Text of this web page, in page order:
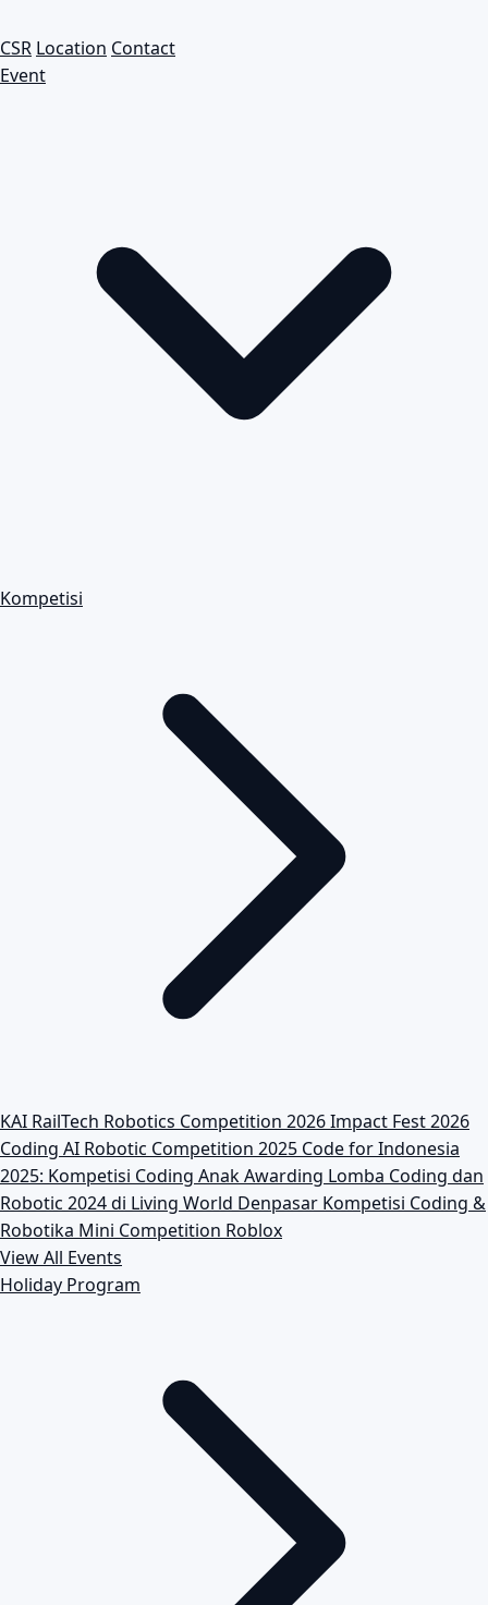
CSR Location Contact
Event
Kompetisi
KAI RailTech Robotics Competition 2026Impact Fest 2026
Coding AI Robotic Competition 2025 Code for Indonesia
2025: Kompetisi Coding AnakAwarding Lomba Coding dan
Robotic 2024 di Living World Denpasar Kompetisi Coding &
Robotika Mini Competition Roblox
View All Events
Holiday Program